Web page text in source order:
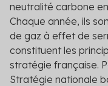
neutralité carbone
Chaque année, ils
de gaz à effet de
constituent les
stratégie française.
Stratégie nationale